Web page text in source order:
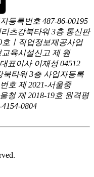
등록번호 487-86-00195
츠강북타워 3층 통신판
호ㅣ직업정보제공사업
육시설신고 제 원
표이사 이재성 04512
북타워 3층 사업자등록
호 제 2021-서울중
청 제 2018-19호 원격평
0804